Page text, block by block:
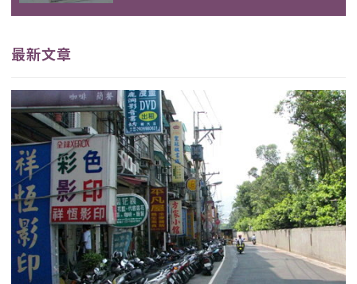
最新文章